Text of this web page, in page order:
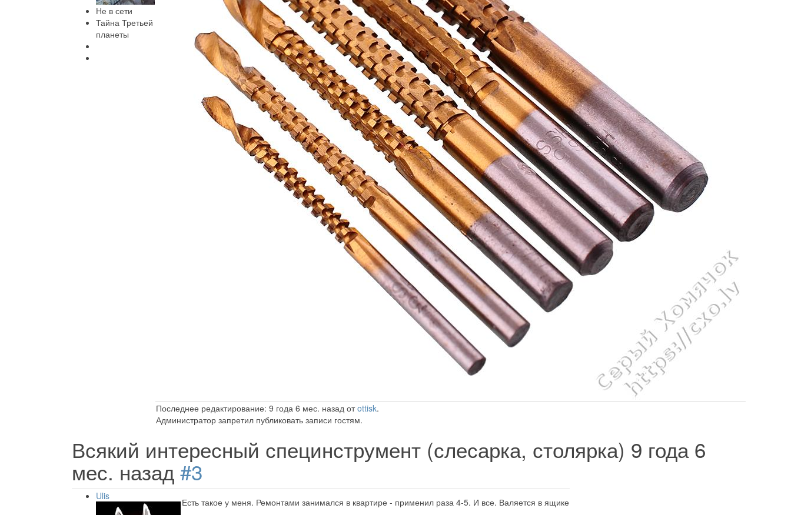
Не в сети
Тайна Третьей
планеты
Последнее редактирование: 9 года 6 мес. назад отottisk.
Администратор запретил публиковать записи гостям.
Всякий интересный специнструмент (слесарка, столярка) 9 года 6
мес. назад #3
Ulis
Есть такое у меня. Ремонтами занимался в квартире - применил раза 4-5. И все. Валяется в ящике